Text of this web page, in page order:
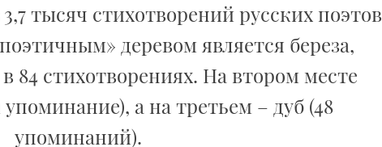
тысяч стихотворений русских поэтов
деревом является береза,
84 стихотворениях. На втором месте
упоминание), а на третьем – дуб (48
упоминаний).